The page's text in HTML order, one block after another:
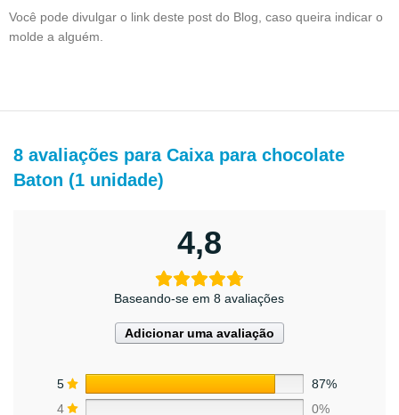
Você pode divulgar o link deste post do Blog, caso queira indicar o
molde a alguém.
8 avaliações para Caixa para chocolate
Baton (1 unidade)
4,8
Baseando-se em 8 avaliações
Adicionar uma avaliação
5
87%
4
0%